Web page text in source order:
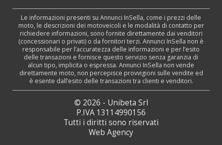
Le informazioni presenti su Annunci InSella, come i prezzi delle
moto, le descrizioni dei motoveicoli e le modalità di contatto per
richiedere informazioni, sono fornite direttamente dai venditori
(concessionari o privati) o da fornitori terzi. Annunci InSella non è
responsabile per l’accuratezza delle informazioni e per l’esito
delle transazioni e fornisce questo servizio senza garanzia di
alcun tipo, implicita o espressa. Annunci InSella non vende
direttamente moto, non percepisce provvigioni sulle vendite ed
è esente dall’esito delle transazioni tra clienti e venditori.
© 2026 - Unibeta Srl
P.IVA 13114990156
Tutti i diritti sono riservati
Web Agency